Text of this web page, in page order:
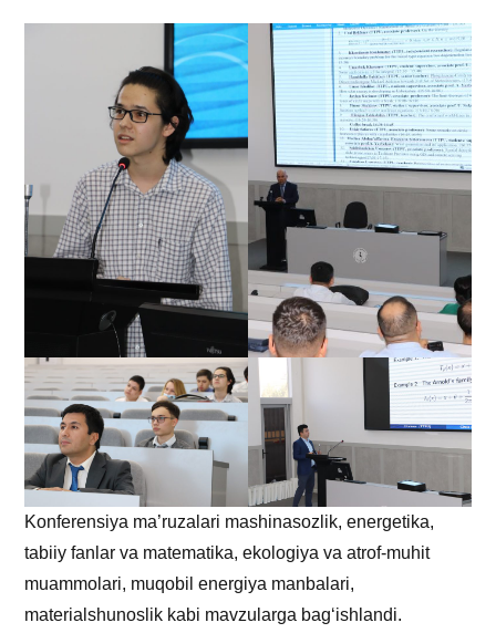
Konferensiya ma’ruzalari mashinasozlik, energetika,
tabiiy fanlar va matematika, ekologiya va atrof-muhit
muammolari, muqobil energiya manbalari,
materialshunoslik kabi mavzularga bag‘ishlandi.